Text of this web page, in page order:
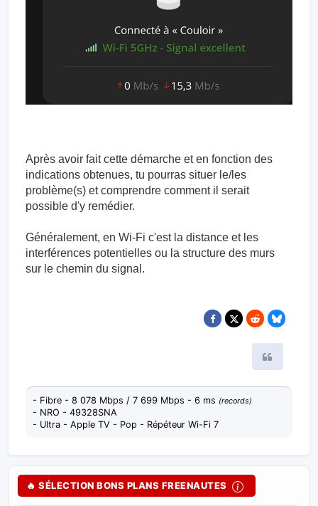
Après avoir fait cette démarche et en fonction des
indications obtenues, tu pourras situer le/les
problème(s) et comprendre comment il serait
possible d'y remédier.
Généralement, en Wi-Fi c'est la distance et les
interférences potentielles ou la structure des murs
sur le chemin du signal.
- Fibre - 8 078 Mbps / 7 699 Mbps - 6 ms (records)
- NRO - 49328SNA
- Ultra - Apple TV - Pop - Répéteur Wi-Fi 7
🔥 SÉLECTION BONS PLANS FREENAUTES